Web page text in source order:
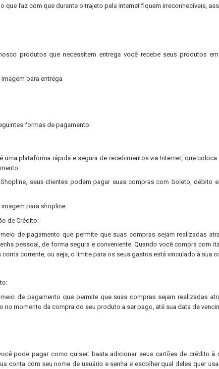
que faz com que durante o trajeto pela Internet fiquem irreconhecíveis,
produtos que necessitem entrega você recebe seus produtos
formas de pagamento:
uma plataforma rápida e segura de recebimentos via Internet, que
seus clientes podem pagar suas compras com boleto, débito
de Crédito:
de pagamento que permite que suas compras sejam realizadas
pessoal, de forma segura e conveniente. Quando você compra com
corrente, ou seja, o limite para os seus gastos está vinculado à sua
de pagamento que permite que suas compras sejam realizadas
no momento da compra do seu produto a ser pago, até sua data de
pode pagar como quiser: basta adicionar seus cartões de crédito à
conta com seu nome de usuário e senha e escolher qual deles quer